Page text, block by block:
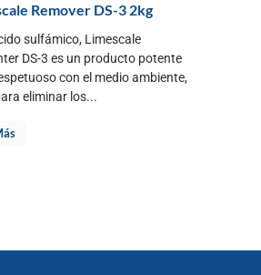
Remover DS-3 2kg
sulfámico, Limescale
DS-3 es un producto potente
con el medio ambiente,
eliminar los...